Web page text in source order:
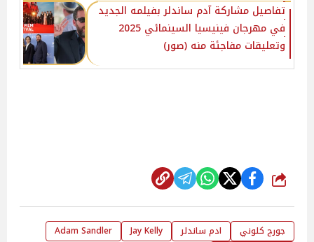
تفاصيل مشاركة آدم ساندلر بفيلمه الجديد
في مهرجان فينيسيا السينمائي 2025
وتعليقات مفاجئة منه (صور)
شارك
جورج كلوني ادم ساندلر Jay Kelly
Adam Sandler